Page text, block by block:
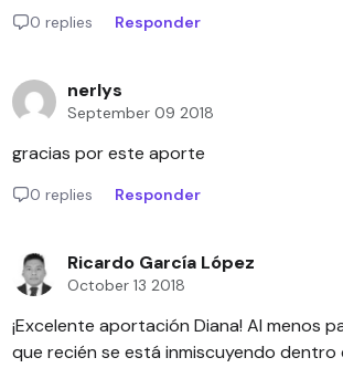
0 replies Responder
nerlys
September 09 2018
gracias por este aporte
0 replies Responder
Ricardo García López
October 13 2018
¡Excelente aportación Diana! Al menos
que recién se está inmiscuyendo